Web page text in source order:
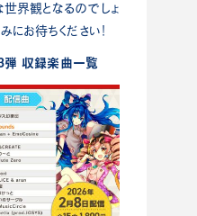
世界観となるのでしょ
お待ちください！
収録楽曲一覧